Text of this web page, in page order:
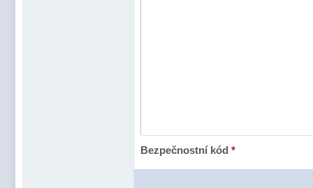
Bezpečnostní kód *